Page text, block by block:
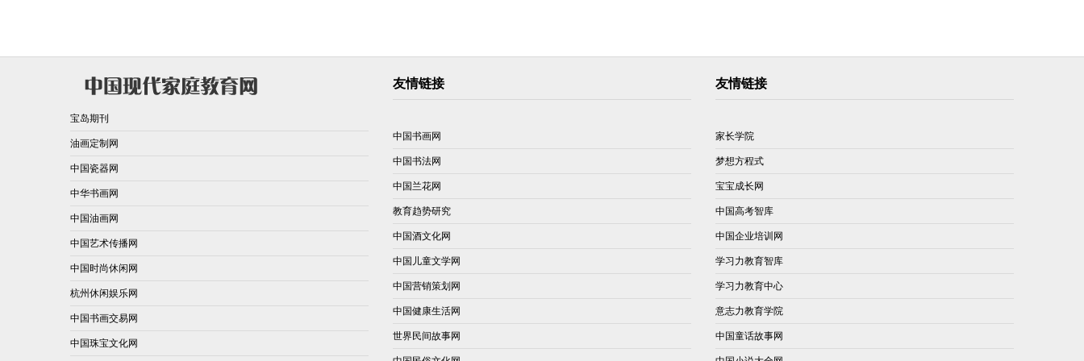
宝岛期刊
油画定制网
中国瓷器网
中华书画网
中国油画网
中国艺术传播网
中国时尚休闲网
杭州休闲娱乐网
中国书画交易网
中国珠宝文化网
友情链接
中国书画网
中国书法网
中国兰花网
教育趋势研究
中国酒文化网
中国儿童文学网
中国营销策划网
中国健康生活网
世界民间故事网
友情链接
家长学院
梦想方程式
宝宝成长网
中国高考智库
中国企业培训网
学习力教育智库
学习力教育中心
意志力教育学院
中国童话故事网